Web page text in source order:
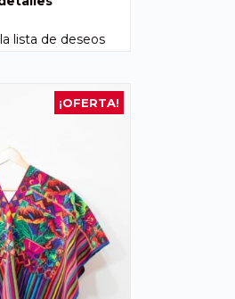
lista de deseos
¡OFERTA!